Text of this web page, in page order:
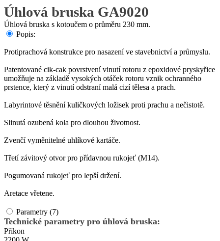
Úhlová bruska GA9020
Úhlová bruska s kotoučem o průměru 230 mm.
Popis:
Protiprachová konstrukce pro nasazení ve stavebnictví a průmyslu.
Patentované cik-cak povrstvení vinutí rotoru z epoxidové pryskyřice
umožňuje na základě vysokých otáček rotoru vznik ochranného
prstence, který z vinutí odstraní malá cizí tělesa a prach.
Labyrintové těsnění kuličkových ložisek proti prachu a nečistotě.
Slinutá ozubená kola pro dlouhou životnost.
Zvenčí vyměnitelné uhlíkové kartáče.
Třetí závitový otvor pro přídavnou rukojeť (M14).
Pogumovaná rukojeť pro lepší držení.
Aretace vřetene.
Parametry (7)
Technické parametry pro úhlová bruska:
Příkon